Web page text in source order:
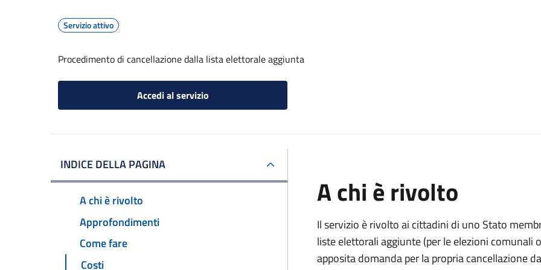
Servizio attivo
Procedimento di cancellazione dalla lista elettorale aggiunta
Accedi al servizio
INDICE DELLA PAGINA
A chi è rivolto
Approfondimenti
Come fare
Costi
A chi è rivolto
Il servizio è rivolto ai cittadini di uno Stato
liste elettorali aggiunte (per le elezioni comunali
apposita domanda per la propria cancellazione